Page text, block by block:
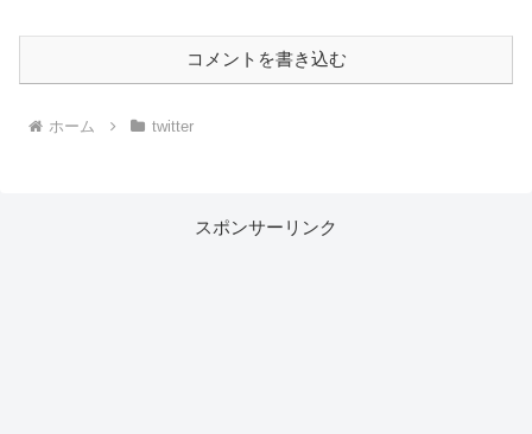
コメントを書き込む
ホーム twitter
スポンサーリンク